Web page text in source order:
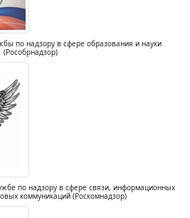
по надзору в сфере образования и науки
(Рособрнадзор)
по надзору в сфере связи, информационных
коммуникаций (Роскомнадзор)